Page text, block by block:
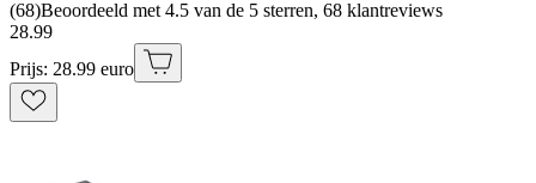
(68)Beoordeeld met 4.5 van de 5 sterren, 68 klantreviews
28.99
Prijs: 28.99 euro